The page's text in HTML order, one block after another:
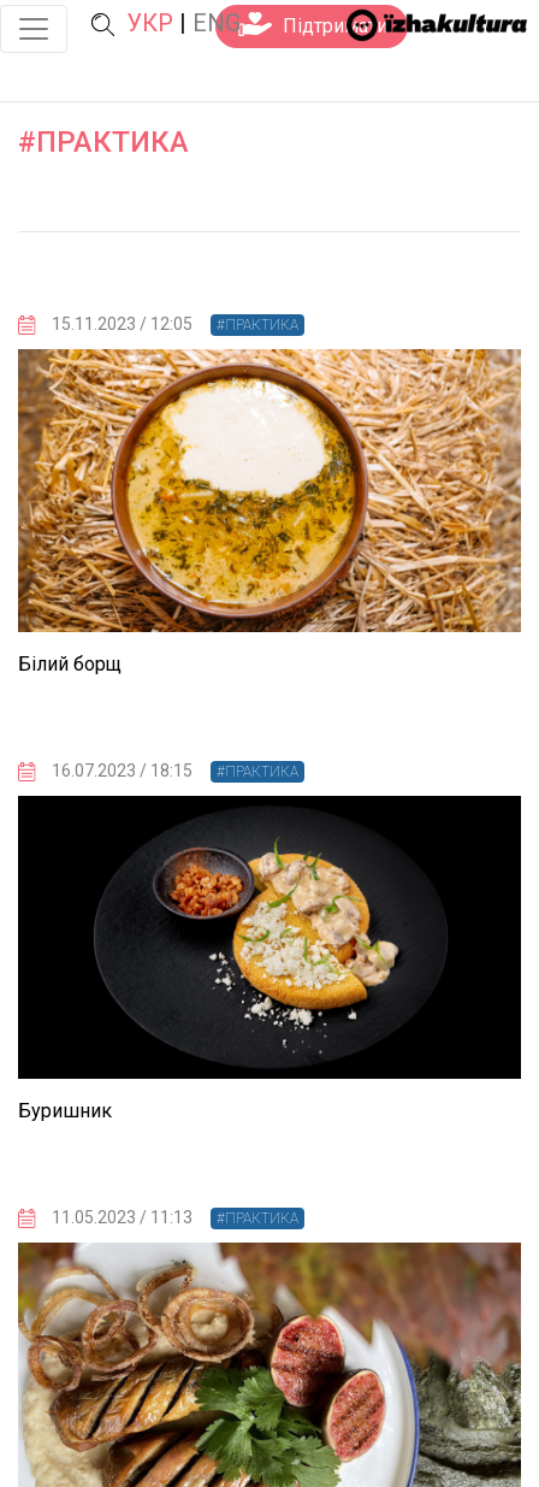
УКР | ENG Підтримати
#ПРАКТИКА
15.11.2023 / 12:05 #ПРАКТИКА
Білий борщ
16.07.2023 / 18:15 #ПРАКТИКА
Буришник
11.05.2023 / 11:13 #ПРАКТИКА